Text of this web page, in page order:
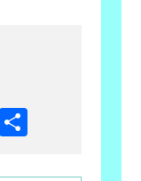
Copy